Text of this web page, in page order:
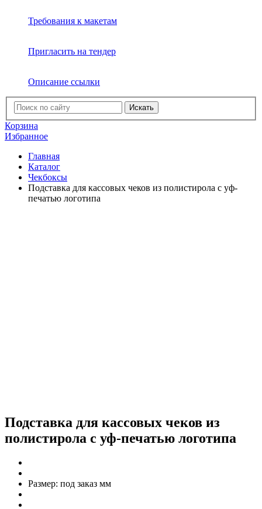
Требования к макетам
Пригласить на тендер
Описание ссылки
Искать
Корзина
Избранное
Главная
Каталог
Чекбоксы
Подставка для кассовых чеков из полистирола с уф-
печатью логотипа
Подставка для кассовых чеков из
полистирола с уф-печатью логотипа
Размер: под заказ мм